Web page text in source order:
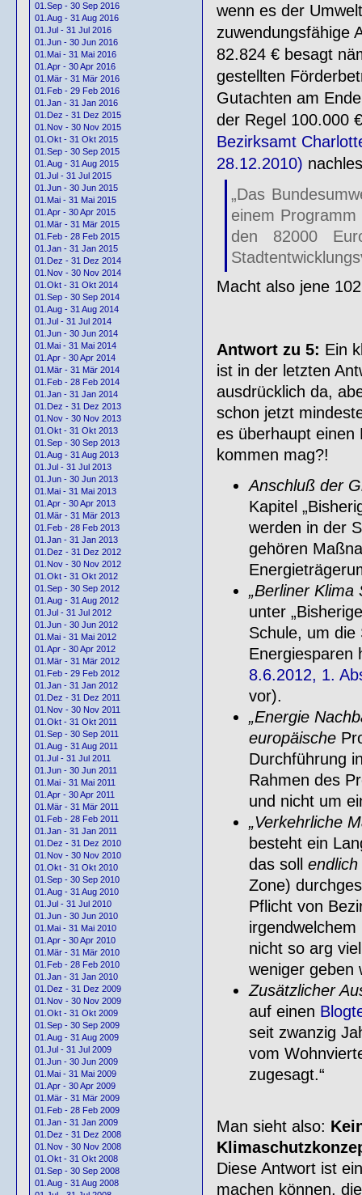
01.Sep - 30 Sep 2016
01.Aug - 31 Aug 2016
01.Jul - 31 Jul 2016
01.Jun - 30 Jun 2016
01.Mai - 31 Mai 2016
01.Apr - 30 Apr 2016
01.Mär - 31 Mär 2016
01.Feb - 29 Feb 2016
01.Jan - 31 Jan 2016
01.Dez - 31 Dez 2015
01.Nov - 30 Nov 2015
01.Okt - 31 Okt 2015
01.Sep - 30 Sep 2015
01.Aug - 31 Aug 2015
01.Jul - 31 Jul 2015
01.Jun - 30 Jun 2015
01.Mai - 31 Mai 2015
01.Apr - 30 Apr 2015
01.Mär - 31 Mär 2015
01.Feb - 28 Feb 2015
01.Jan - 31 Jan 2015
01.Dez - 31 Dez 2014
01.Nov - 30 Nov 2014
01.Okt - 31 Okt 2014
01.Sep - 30 Sep 2014
01.Aug - 31 Aug 2014
01.Jul - 31 Jul 2014
01.Jun - 30 Jun 2014
01.Mai - 31 Mai 2014
01.Apr - 30 Apr 2014
01.Mär - 31 Mär 2014
01.Feb - 28 Feb 2014
01.Jan - 31 Jan 2014
01.Dez - 31 Dez 2013
01.Nov - 30 Nov 2013
01.Okt - 31 Okt 2013
01.Sep - 30 Sep 2013
01.Aug - 31 Aug 2013
01.Jul - 31 Jul 2013
01.Jun - 30 Jun 2013
01.Mai - 31 Mai 2013
01.Apr - 30 Apr 2013
01.Mär - 31 Mär 2013
01.Feb - 28 Feb 2013
01.Jan - 31 Jan 2013
01.Dez - 31 Dez 2012
01.Nov - 30 Nov 2012
01.Okt - 31 Okt 2012
01.Sep - 30 Sep 2012
01.Aug - 31 Aug 2012
01.Jul - 31 Jul 2012
01.Jun - 30 Jun 2012
01.Mai - 31 Mai 2012
01.Apr - 30 Apr 2012
01.Mär - 31 Mär 2012
01.Feb - 29 Feb 2012
01.Jan - 31 Jan 2012
01.Dez - 31 Dez 2011
01.Nov - 30 Nov 2011
01.Okt - 31 Okt 2011
01.Sep - 30 Sep 2011
01.Aug - 31 Aug 2011
01.Jul - 31 Jul 2011
01.Jun - 30 Jun 2011
01.Mai - 31 Mai 2011
01.Apr - 30 Apr 2011
01.Mär - 31 Mär 2011
01.Feb - 28 Feb 2011
01.Jan - 31 Jan 2011
01.Dez - 31 Dez 2010
01.Nov - 30 Nov 2010
01.Okt - 31 Okt 2010
01.Sep - 30 Sep 2010
01.Aug - 31 Aug 2010
01.Jul - 31 Jul 2010
01.Jun - 30 Jun 2010
01.Mai - 31 Mai 2010
01.Apr - 30 Apr 2010
01.Mär - 31 Mär 2010
01.Feb - 28 Feb 2010
01.Jan - 31 Jan 2010
01.Dez - 31 Dez 2009
01.Nov - 30 Nov 2009
01.Okt - 31 Okt 2009
01.Sep - 30 Sep 2009
01.Aug - 31 Aug 2009
01.Jul - 31 Jul 2009
01.Jun - 30 Jun 2009
01.Mai - 31 Mai 2009
01.Apr - 30 Apr 2009
01.Mär - 31 Mär 2009
01.Feb - 28 Feb 2009
01.Jan - 31 Jan 2009
01.Dez - 31 Dez 2008
01.Nov - 30 Nov 2008
01.Okt - 31 Okt 2008
01.Sep - 30 Sep 2008
01.Aug - 31 Aug 2008
wenn es der
zuwendungsfähige
82.824 € besagt
gestellten
Gutachten am
der Regel 100.000
Bezirksamt
28.12.2010)
„Das
einem
den 82000
Macht also jene
Antwort zu 5: Ein
ist in der letzten
ausdrücklich da,
schon jetzt
es überhaupt einen
kommen mag?!
Anschluß der
Kapitel
werden in der
gehören
„Berliner Klima
unter
Schule, um die
Energiesparen
8.6.2012, 1.
vor).
„Energie
europäische
Durchführung
Rahmen des
und nicht um
„Verkehrliche
besteht ein
das soll endlich
Zone)
Pflicht von
nicht so arg
weniger geben
Zusätzlicher
auf einen
seit zwanzig
vom
zugesagt.“
Man sieht also:
Diese Antwort ist
machen können,